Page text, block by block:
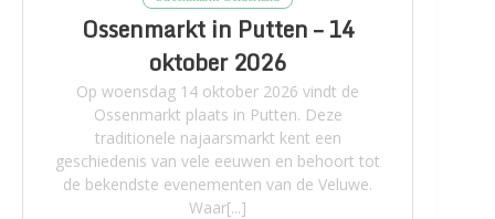
Ossenmarkt in Putten – 14
oktober 2026
Op woensdag 14 oktober 2026 vindt de
Ossenmarkt plaats in Putten. Deze
traditionele najaarsmarkt kent een
geschiedenis van vele eeuwen en behoort tot
de bekendste evenementen van de Veluwe.
Waar[...]